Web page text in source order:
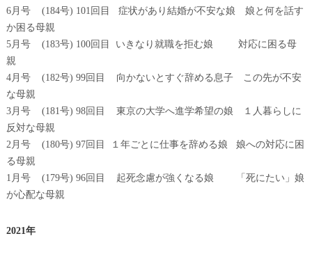
6月号 (184号) 101回目 症状があり結婚が不安な娘 娘と何を話す
か困る母親
5月号 (183号) 100回目 いきなり就職を拒む娘 対応に困る母
親
4月号 (182号) 99回目 向かないとすぐ辞める息子 この先が不安
な母親
3月号 (181号) 98回目 東京の大学へ進学希望の娘 １人暮らしに
反対な母親
2月号 (180号) 97回目 １年ごとに仕事を辞める娘 娘への対応に困
る母親
1月号 (179号) 96回目 起死念慮が強くなる娘 「死にたい」娘
が心配な母親
2021年